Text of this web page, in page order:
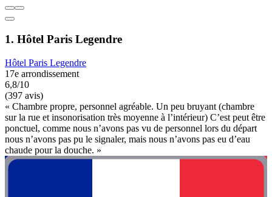
1. Hôtel Paris Legendre
Hôtel Paris Legendre
17e arrondissement
6,8/10
(397 avis)
« Chambre propre, personnel agréable. Un peu bruyant (chambre
sur la rue et insonorisation très moyenne à l’intérieur) C’est peut être
ponctuel, comme nous n’avons pas vu de personnel lors du départ
nous n’avons pas pu le signaler, mais nous n’avons pas eu d’eau
chaude pour la douche. »